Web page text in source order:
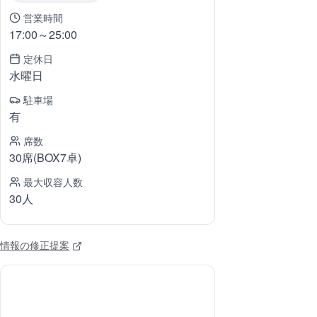
営業時間
17:00～25:00
定休日
水曜日
駐車場
有
席数
30席(BOX7卓)
最大収容人数
30人
情報の修正提案